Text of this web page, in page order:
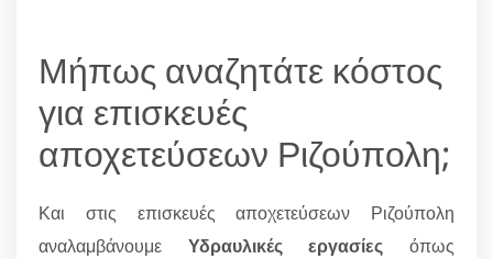
Μήπως αναζητάτε κόστος
για επισκευές
αποχετεύσεων Ριζούπολη;
Και στις επισκευές αποχετεύσεων Ριζούπολη
αναλαμβάνουμε Υδραυλικές εργασίες όπως